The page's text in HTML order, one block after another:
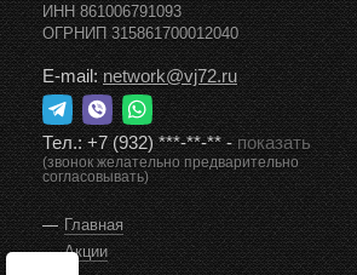
ИНН 861006791093
ОГРНИП 315861700012040
E-mail:network@vj72.ru
Тел.:+7 (932) ***-**-**-показать
(звонок желательно предварительно
согласовывать)
Главная
Акции